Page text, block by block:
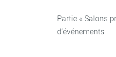
Partie « Salons
d’événements